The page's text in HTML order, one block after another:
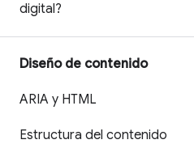
digital?
Diseño de contenido
ARIA y HTML
Estructura del contenido